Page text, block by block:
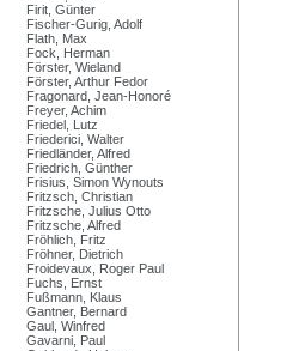
Firit, Günter
Fischer-Gurig, Adolf
Flath, Max
Fock, Herman
Förster, Wieland
Förster, Arthur Fedor
Fragonard, Jean-Honoré
Freyer, Achim
Friedel, Lutz
Friederici, Walter
Friedländer, Alfred
Friedrich, Günther
Frisius, Simon Wynouts
Fritzsch, Christian
Fritzsche, Julius Otto
Fritzsche, Alfred
Fröhlich, Fritz
Fröhner, Dietrich
Froidevaux, Roger Paul
Fuchs, Ernst
Fußmann, Klaus
Gantner, Bernard
Gaul, Winfred
Gavarni, Paul